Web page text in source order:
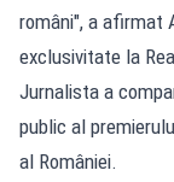
români", a afirmat
exclusivitate la
Jurnalista a
public al
al României.